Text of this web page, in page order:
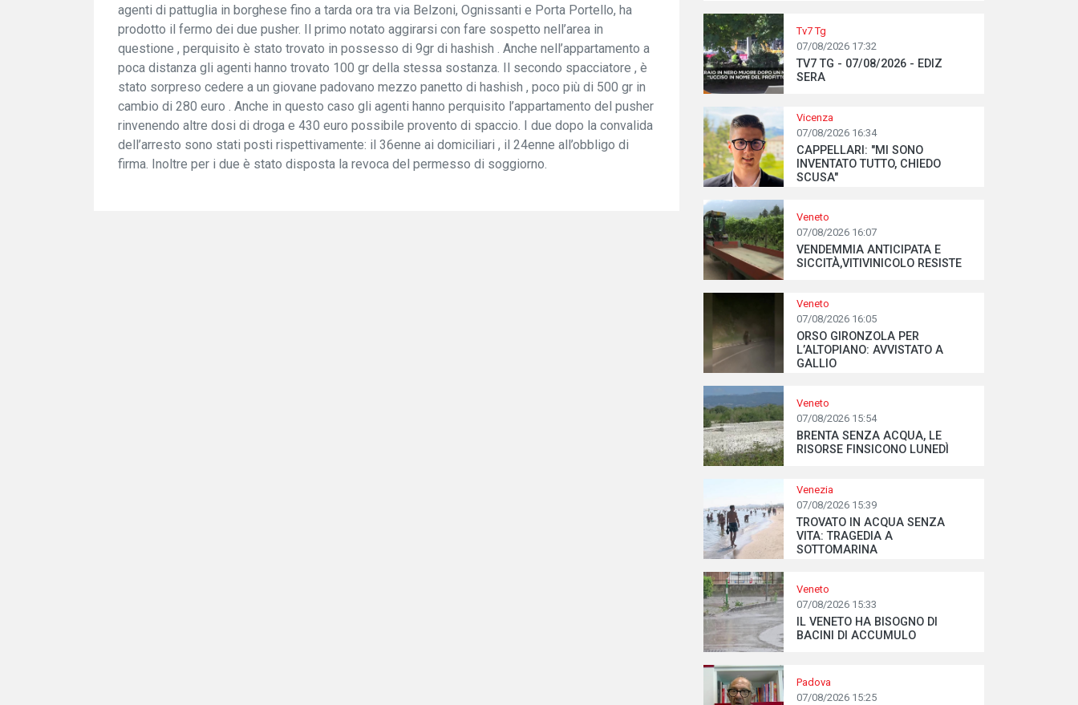
agenti di pattuglia in borghese fino a tarda ora tra via Belzoni, Ognissanti e Porta Portello, ha
prodotto il fermo dei due pusher. Il primo notato aggirarsi con fare sospetto nell’area in
questione , perquisito è stato trovato in possesso di 9gr di hashish . Anche nell’appartamento a
poca distanza gli agenti hanno trovato 100 gr della stessa sostanza. Il secondo spacciatore , è
stato sorpreso cedere a un giovane padovano mezzo panetto di hashish , poco più di 500 gr in
cambio di 280 euro . Anche in questo caso gli agenti hanno perquisito l’appartamento del pusher
rinvenendo altre dosi di droga e 430 euro possibile provento di spaccio. I due dopo la convalida
dell’arresto sono stati posti rispettivamente: il 36enne ai domiciliari , il 24enne all’obbligo di
firma. Inoltre per i due è stato disposta la revoca del permesso di soggiorno.
Tv7 Tg
07/08/2026 17:32
TV7 TG - 07/08/2026 - EDIZ
SERA
Vicenza
07/08/2026 16:34
CAPPELLARI: "MI SONO
INVENTATO TUTTO, CHIEDO
SCUSA"
Veneto
07/08/2026 16:07
VENDEMMIA ANTICIPATA E
SICCITÀ,VITIVINICOLO RESISTE
Veneto
07/08/2026 16:05
ORSO GIRONZOLA PER
L’ALTOPIANO: AVVISTATO A
GALLIO
Veneto
07/08/2026 15:54
BRENTA SENZA ACQUA, LE
RISORSE FINSICONO LUNEDÌ
Venezia
07/08/2026 15:39
TROVATO IN ACQUA SENZA
VITA: TRAGEDIA A
SOTTOMARINA
Veneto
07/08/2026 15:33
IL VENETO HA BISOGNO DI
BACINI DI ACCUMULO
Padova
07/08/2026 15:25